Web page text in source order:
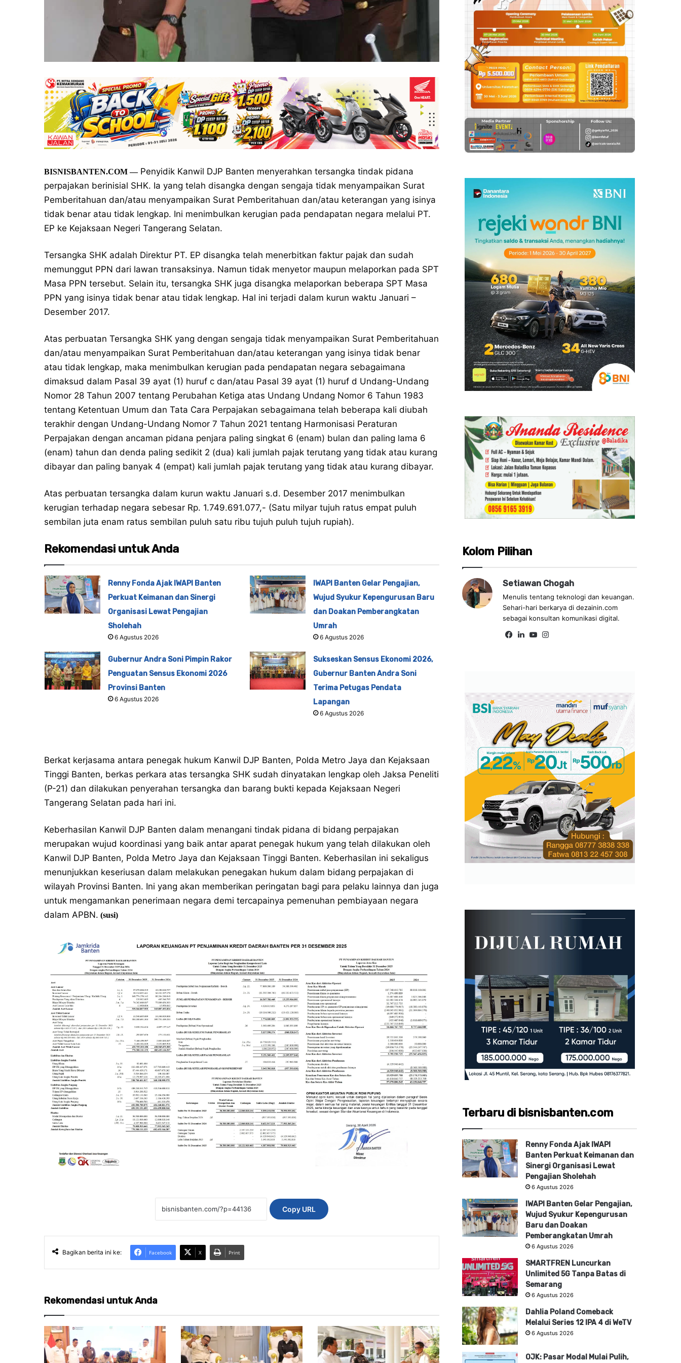
BISNISBANTEN.COM —Penyidik Kanwil DJP Banten menyerahkan tersangka tindak pidana
perpajakan berinisial SHK. Ia yang telah disangka dengan sengaja tidak menyampaikan Surat
Pemberitahuan dan/atau menyampaikan Surat Pemberitahuan dan/atau keterangan yang isinya
tidak benar atau tidak lengkap. Ini menimbulkan kerugian pada pendapatan negara melalui PT.
EP ke Kejaksaan Negeri Tangerang Selatan.
Tersangka SHK adalah Direktur PT. EP disangka telah menerbitkan faktur pajak dan sudah
memunggut PPN dari lawan transaksinya. Namun tidak menyetor maupun melaporkan pada SPT
Masa PPN tersebut. Selain itu, tersangka SHK juga disangka melaporkan beberapa SPT Masa
PPN yang isinya tidak benar atau tidak lengkap. Hal ini terjadi dalam kurun waktu Januari –
Desember 2017.
Atas perbuatan Tersangka SHK yang dengan sengaja tidak menyampaikan Surat Pemberitahuan
dan/atau menyampaikan Surat Pemberitahuan dan/atau keterangan yang isinya tidak benar
atau tidak lengkap, maka menimbulkan kerugian pada pendapatan negara sebagaimana
dimaksud dalam Pasal 39 ayat (1) huruf c dan/atau Pasal 39 ayat (1) huruf d Undang-Undang
Nomor 28 Tahun 2007 tentang Perubahan Ketiga atas Undang Undang Nomor 6 Tahun 1983
tentang Ketentuan Umum dan Tata Cara Perpajakan sebagaimana telah beberapa kali diubah
terakhir dengan Undang-Undang Nomor 7 Tahun 2021 tentang Harmonisasi Peraturan
Perpajakan dengan ancaman pidana penjara paling singkat 6 (enam) bulan dan paling lama 6
(enam) tahun dan denda paling sedikit 2 (dua) kali jumlah pajak terutang yang tidak atau kurang
dibayar dan paling banyak 4 (empat) kali jumlah pajak terutang yang tidak atau kurang dibayar.
Atas perbuatan tersangka dalam kurun waktu Januari s.d. Desember 2017 menimbulkan
kerugian terhadap negara sebesar Rp. 1.749.691.077,- (Satu milyar tujuh ratus empat puluh
sembilan juta enam ratus sembilan puluh satu ribu tujuh puluh tujuh rupiah).
Rekomendasi untuk Anda
Renny Fonda Ajak IWAPI Banten
Perkuat Keimanan dan Sinergi
Organisasi Lewat Pengajian
Sholehah
6 Agustus 2026
IWAPI Banten Gelar Pengajian,
Wujud Syukur Kepengurusan Baru
dan Doakan Pemberangkatan
Umrah
6 Agustus 2026
Gubernur Andra Soni Pimpin Rakor
Penguatan Sensus Ekonomi 2026
Provinsi Banten
6 Agustus 2026
Sukseskan Sensus Ekonomi 2026,
Gubernur Banten Andra Soni
Terima Petugas Pendata
Lapangan
6 Agustus 2026
Berkat kerjasama antara penegak hukum Kanwil DJP Banten, Polda Metro Jaya dan Kejaksaan
Tinggi Banten, berkas perkara atas tersangka SHK sudah dinyatakan lengkap oleh Jaksa Peneliti
(P-21) dan dilakukan penyerahan tersangka dan barang bukti kepada Kejaksaan Negeri
Tangerang Selatan pada hari ini.
Keberhasilan Kanwil DJP Banten dalam menangani tindak pidana di bidang perpajakan
merupakan wujud koordinasi yang baik antar aparat penegak hukum yang telah dilakukan oleh
Kanwil DJP Banten, Polda Metro Jaya dan Kejaksaan Tinggi Banten. Keberhasilan ini sekaligus
menunjukkan keseriusan dalam melakukan penegakan hukum dalam bidang perpajakan di
wilayah Provinsi Banten. Ini yang akan memberikan peringatan bagi para pelaku lainnya dan juga
untuk mengamankan penerimaan negara demi tercapainya pemenuhan pembiayaan negara
dalam APBN. (susi)
Copy URL
Bagikan berita ini ke: Facebook X Print
Rekomendasi untuk Anda
Kolom Pilihan
Setiawan Chogah
Menulis tentang teknologi dan keuangan.
Sehari-hari berkarya di dezainin.com
sebagai konsultan komunikasi digital.
Fa Lin Yo
Terbaru di bisnisbanten.com
Renny Fonda Ajak IWAPI
Banten Perkuat Keimanan dan
Sinergi Organisasi Lewat
Pengajian Sholehah
6 Agustus 2026
IWAPI Banten Gelar Pengajian,
Wujud Syukur Kepengurusan
Baru dan Doakan
Pemberangkatan Umrah
6 Agustus 2026
SMARTFREN Luncurkan
Unlimited 5G Tanpa Batas di
Semarang
6 Agustus 2026
Dahlia Poland Comeback
Melalui Series 12 IPA 4 di WeTV
6 Agustus 2026
OJK: Pasar Modal Mulai Pulih,